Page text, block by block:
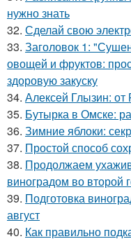
нужно знать
32. Сделай свою
33. Заголовок 1:
овощей и фруктов:
здоровую закуску
34. Алексей Глызин:
35. Бутырка в Омске:
36. Зимние яблоки:
37. Простой способ
38. Продолжаем
виноградом во второй
39. Подготовка
август
40. Как правильно